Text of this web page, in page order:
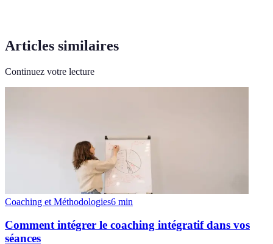
Articles similaires
Continuez votre lecture
Coaching et Méthodologies6 min
Comment intégrer le coaching intégratif dans vos
séances